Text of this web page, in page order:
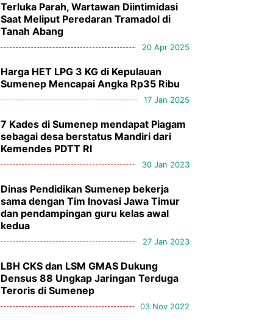
Terluka Parah, Wartawan Diintimidasi
Saat Meliput Peredaran Tramadol di
Tanah Abang
20 Apr 2025
Harga HET LPG 3 KG di Kepulauan
Sumenep Mencapai Angka Rp35 Ribu
17 Jan 2025
7 Kades di Sumenep mendapat Piagam
sebagai desa berstatus Mandiri dari
Kemendes PDTT RI
30 Jan 2023
Dinas Pendidikan Sumenep bekerja
sama dengan Tim Inovasi Jawa Timur
dan pendampingan guru kelas awal
kedua
27 Jan 2023
LBH CKS dan LSM GMAS Dukung
Densus 88 Ungkap Jaringan Terduga
Teroris di Sumenep
03 Nov 2022